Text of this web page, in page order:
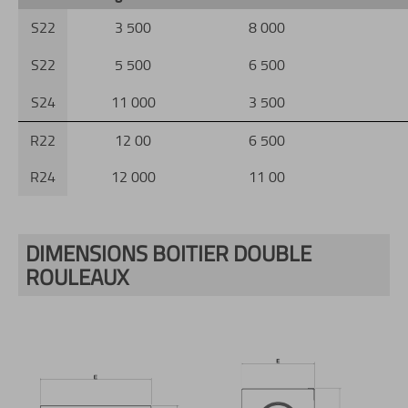
S22 3 500
8 000
S22
5 500
6 500
S24
11 000
3 500
R22
12 00
6 500
R24
12 000 11 00
DIMENSIONS BOITIER DOUBLE
ROULEAUX